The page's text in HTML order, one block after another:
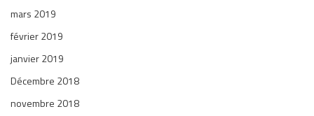
mars 2019
février 2019
janvier 2019
Décembre 2018
novembre 2018